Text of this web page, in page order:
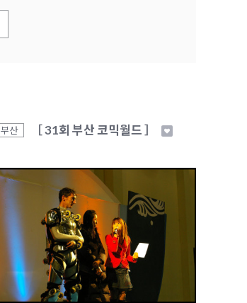
부산 ［ 31회 부산 코믹월드 ］